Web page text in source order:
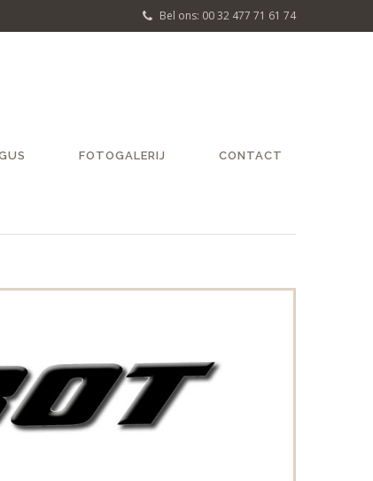
Bel ons: 00 32 477 71 61 74
FOTOGALERIJ CONTACT